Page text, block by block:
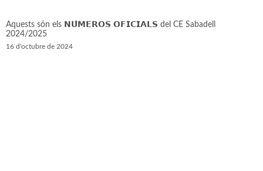
Aquests són els 𝗡𝗨́𝗠𝗘𝗥𝗢𝗦 𝗢𝗙𝗜𝗖𝗜𝗔𝗟𝗦 del CE Sabadell
2024/2025
16 d'octubre de 2024